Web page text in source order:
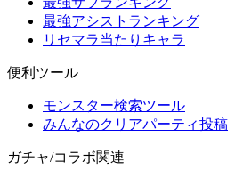
最強アシストランキング
リセマラ当たりキャラ
便利ツール
モンスター検索ツール
みんなのクリアパーティ投稿
ガチャ/コラボ関連